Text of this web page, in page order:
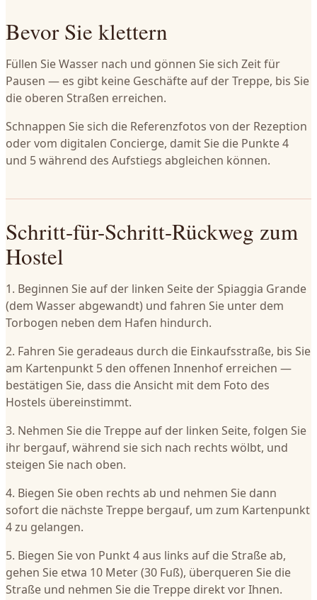
Bevor Sie klettern
Füllen Sie Wasser nach und gönnen Sie sich Zeit für
Pausen — es gibt keine Geschäfte auf der Treppe, bis Sie
die oberen Straßen erreichen.
Schnappen Sie sich die Referenzfotos von der Rezeption
oder vom digitalen Concierge, damit Sie die Punkte 4
und 5 während des Aufstiegs abgleichen können.
Schritt-für-Schritt-Rückweg zum
Hostel
1. Beginnen Sie auf der linken Seite der Spiaggia Grande
(dem Wasser abgewandt) und fahren Sie unter dem
Torbogen neben dem Hafen hindurch.
2. Fahren Sie geradeaus durch die Einkaufsstraße, bis Sie
am Kartenpunkt 5 den offenen Innenhof erreichen —
bestätigen Sie, dass die Ansicht mit dem Foto des
Hostels übereinstimmt.
3. Nehmen Sie die Treppe auf der linken Seite, folgen Sie
ihr bergauf, während sie sich nach rechts wölbt, und
steigen Sie nach oben.
4. Biegen Sie oben rechts ab und nehmen Sie dann
sofort die nächste Treppe bergauf, um zum Kartenpunkt
4 zu gelangen.
5. Biegen Sie von Punkt 4 aus links auf die Straße ab,
gehen Sie etwa 10 Meter (30 Fuß), überqueren Sie die
Straße und nehmen Sie die Treppe direkt vor Ihnen.